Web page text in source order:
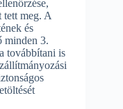
tett meg. A
és
minden 3.
továbbítani is